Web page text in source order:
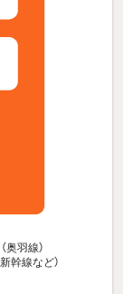
奥羽線）
幹線など）